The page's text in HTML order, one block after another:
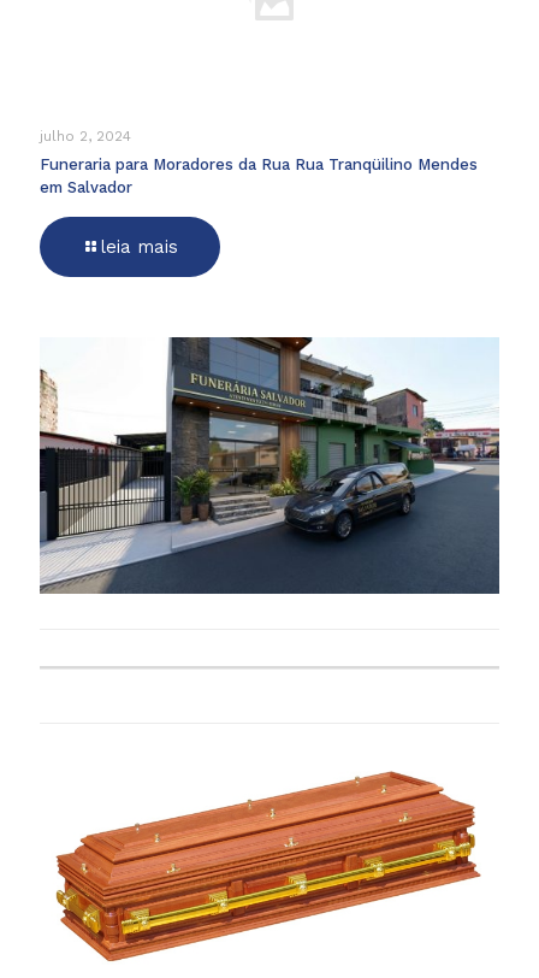
julho 2, 2024
Funeraria para Moradores da Rua Rua Tranqüilino Mendes
em Salvador
leia mais